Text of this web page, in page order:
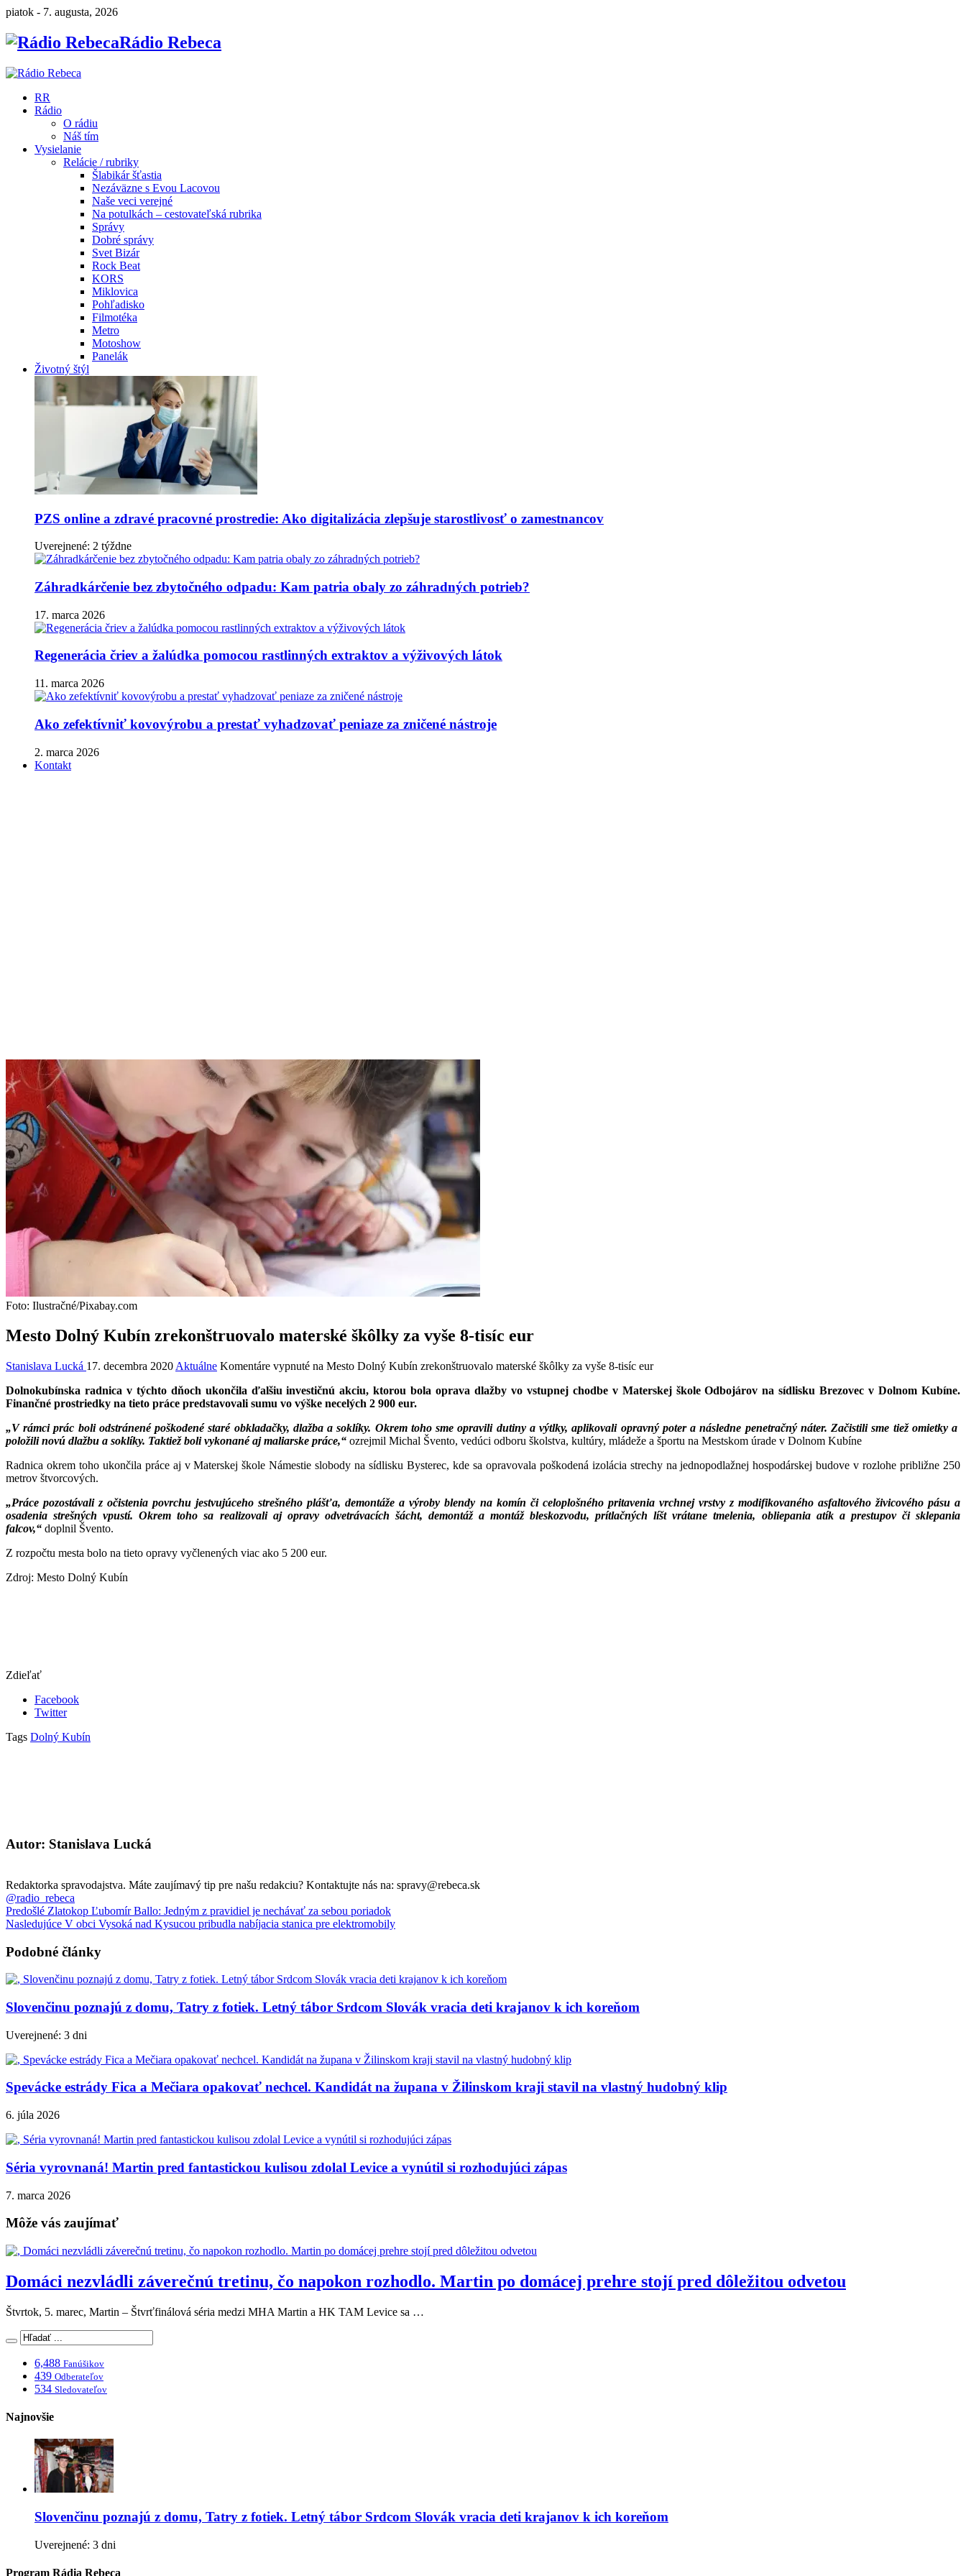
piatok - 7. augusta, 2026
Rádio Rebeca
RR
Rádio
O rádiu
Náš tím
Vysielanie
Relácie / rubriky
Šlabikár šťastia
Nezáväzne s Evou Lacovou
Naše veci verejné
Na potulkách – cestovateľská rubrika
Správy
Dobré správy
Svet Bizár
Rock Beat
KORS
Miklovica
Pohľadisko
Filmotéka
Metro
Motoshow
Panelák
Životný štýl
PZS online a zdravé pracovné prostredie: Ako digitalizácia zlepšuje starostlivosť o zamestnancov
Uverejnené: 2 týždne
Záhradkárčenie bez zbytočného odpadu: Kam patria obaly zo záhradných potrieb?
17. marca 2026
Regenerácia čriev a žalúdka pomocou rastlinných extraktov a výživových látok
11. marca 2026
Ako zefektívniť kovovýrobu a prestať vyhadzovať peniaze za zničené nástroje
2. marca 2026
Kontakt
Foto: Ilustračné/Pixabay.com
Mesto Dolný Kubín zrekonštruovalo materské škôlky za vyše 8-tisíc eur
Stanislava Lucká 17. decembra 2020 Aktuálne Komentáre vypnuté na Mesto Dolný Kubín zrekonštruovalo materské škôlky za vyše 8-tisíc eur
Dolnokubínska radnica v týchto dňoch ukončila ďalšiu investičnú akciu, ktorou bola oprava dlažby vo vstupnej chodbe v Materskej škole Odbojárov na sídlisku Brezovec v Dolnom Kubíne.
Finančné prostriedky na tieto práce predstavovali sumu vo výške necelých 2 900 eur.
„V rámci prác boli odstránené poškodené staré obkladačky, dlažba a soklíky. Okrem toho sme opravili dutiny a výtlky, aplikovali opravný poter a následne penetračný náter. Začistili sme tiež omietky a
položili novú dlažbu a soklíky. Taktiež boli vykonané aj maliarske práce,“ ozrejmil Michal Švento, vedúci odboru školstva, kultúry, mládeže a športu na Mestskom úrade v Dolnom Kubíne
Radnica okrem toho ukončila práce aj v Materskej škole Námestie slobody na sídlisku Bysterec, kde sa opravovala poškodená izolácia strechy na jednopodlažnej hospodárskej budove v rozlohe približne 250
metrov štvorcových.
„Práce pozostávali z očistenia povrchu jestvujúceho strešného plášťa, demontáže a výroby blendy na komín či celoplošného pritavenia vrchnej vrstvy z modifikovaného asfaltového živicového pásu a
osadenia strešných vpustí. Okrem toho sa realizovali aj opravy odvetrávacích šácht, demontáž a montáž bleskozvodu, prítlačných líšt vrátane tmelenia, obliepania atík a prestupov či sklepania
falcov,“ doplnil Švento.
Z rozpočtu mesta bolo na tieto opravy vyčlenených viac ako 5 200 eur.
Zdroj: Mesto Dolný Kubín
Zdieľať
Facebook
Twitter
Tags Dolný Kubín
Autor: Stanislava Lucká
Redaktorka spravodajstva. Máte zaujímavý tip pre našu redakciu? Kontaktujte nás na: spravy@rebeca.sk
@radio_rebeca
Predošlé Zlatokop Ľubomír Ballo: Jedným z pravidiel je nechávať za sebou poriadok
Nasledujúce V obci Vysoká nad Kysucou pribudla nabíjacia stanica pre elektromobily
Podobné články
Slovenčinu poznajú z domu, Tatry z fotiek. Letný tábor Srdcom Slovák vracia deti krajanov k ich koreňom
Uverejnené: 3 dni
Spevácke estrády Fica a Mečiara opakovať nechcel. Kandidát na župana v Žilinskom kraji stavil na vlastný hudobný klip
6. júla 2026
Séria vyrovnaná! Martin pred fantastickou kulisou zdolal Levice a vynútil si rozhodujúci zápas
7. marca 2026
Môže vás zaujímať
Domáci nezvládli záverečnú tretinu, čo napokon rozhodlo. Martin po domácej prehre stojí pred dôležitou odvetou
Štvrtok, 5. marec, Martin – Štvrťfinálová séria medzi MHA Martin a HK TAM Levice sa …
6,488 Fanúšikov
439 Odberateľov
534 Sledovateľov
Najnovšie
Slovenčinu poznajú z domu, Tatry z fotiek. Letný tábor Srdcom Slovák vracia deti krajanov k ich koreňom
Uverejnené: 3 dni
Program Rádia Rebeca